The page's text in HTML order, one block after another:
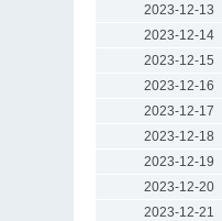
2023-12-13
2023-12-14
2023-12-15
2023-12-16
2023-12-17
2023-12-18
2023-12-19
2023-12-20
2023-12-21